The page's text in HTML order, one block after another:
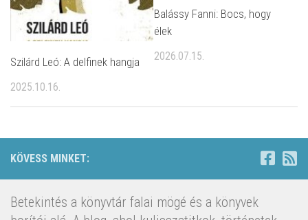
Szilárd Leó: A delfinek hangja
2025.10.16.
Balássy Fanni: Bocs, hogy
élek
2026.07.15.
KÖVESS MINKET:
Betekintés a könyvtár falai mögé és a könyvek